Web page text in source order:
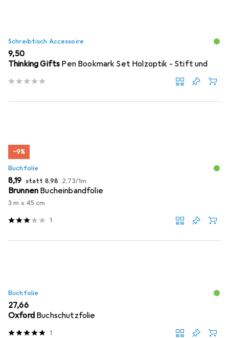
Schreibtisch Accessoire
EUR
9,50
Thinking Gifts Pen Bookmark Set Holzoptik - Stift und
−9%
Buchfolie
EUR
8,19 statt EUR
8,98 EUR
2,73/1m
Brunnen Bucheinbandfolie
3 m x 45 cm
1
Buchfolie
EUR
27,66
Oxford Buchschutzfolie
1